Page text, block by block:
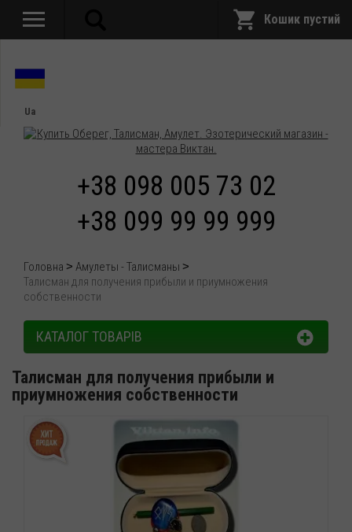
Ua
+38 098 005 73 02
+38 099 99 99 999
Кошик пустий
Головна
Амулеты - Талисманы
Талисман для получения прибыли и приумножения
собственности
КАТАЛОГ ТОВАРІВ
Талисман для получения прибыли и
приумножения собственности